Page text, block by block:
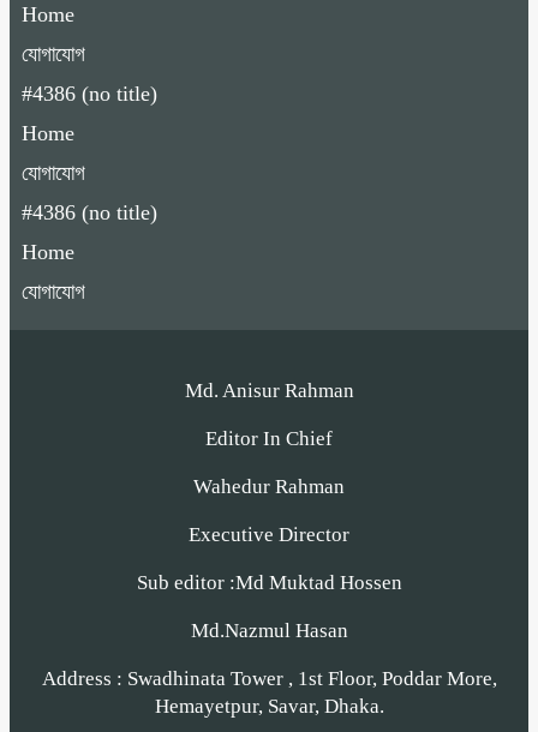
Home
যোগাযোগ
#4386 (no title)
Home
যোগাযোগ
#4386 (no title)
Home
যোগাযোগ
Md. Anisur Rahman
Editor In Chief
Wahedur Rahman
Executive Director
Sub editor :Md Muktad Hossen
Md.Nazmul Hasan
Address : Swadhinata Tower , 1st Floor, Poddar More,
Hemayetpur, Savar, Dhaka.